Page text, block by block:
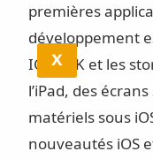
X
premières
développement
IOS SDK et les
l’iPad, des
matériels sous
nouveautés iOS